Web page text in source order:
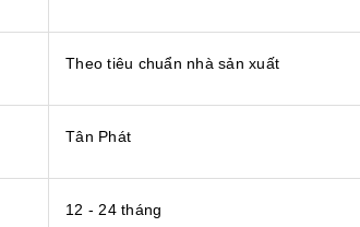
Theo tiêu chuẩn nhà sản xuất
Tân Phát
12 - 24 tháng